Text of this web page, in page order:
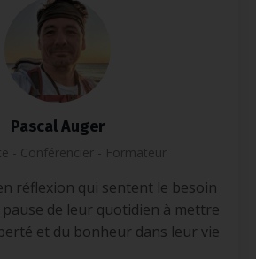
Pascal Auger
- Conférencier - Formateur
réflexion qui sentent le besoin
de leur quotidien à mettre
et du bonheur dans leur vie